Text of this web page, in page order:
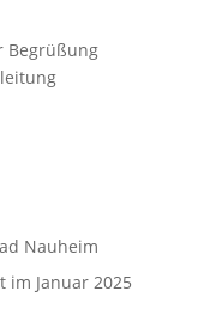
Begrüßung
Nauheim
im Januar 2025